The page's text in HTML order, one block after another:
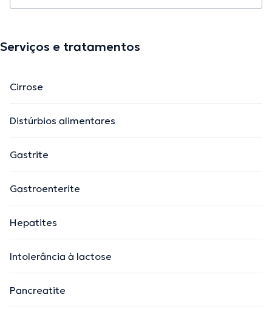
Serviços e tratamentos
Cirrose
Distúrbios alimentares
Gastrite
Gastroenterite
Hepatites
Intolerância à lactose
Pancreatite